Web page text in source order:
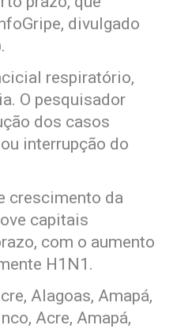
divulgado
respiratório,
O pesquisador
dos casos
interrupção do
crescimento da
capitais
com o aumento
H1N1.
Alagoas, Amapá,
Acre, Amapá,